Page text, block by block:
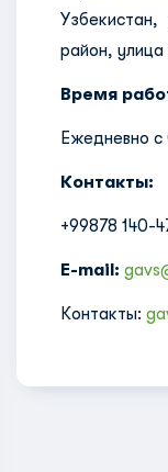
район,
Время
Ежедневно
Контакты:
+99878 140-
E-mail:
Контакты: